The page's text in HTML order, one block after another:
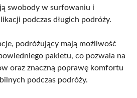
swobody w surfowaniu i
podczas długich podróży.
podróżujący mają możliwość
pakietu, co pozwala na
oraz znaczną poprawę komfortu
podczas podróży.